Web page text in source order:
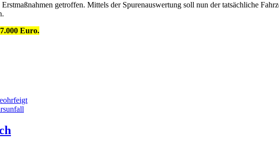
getroffen. Mittels der Spurenauswertung soll nun der tatsächliche
Euro.